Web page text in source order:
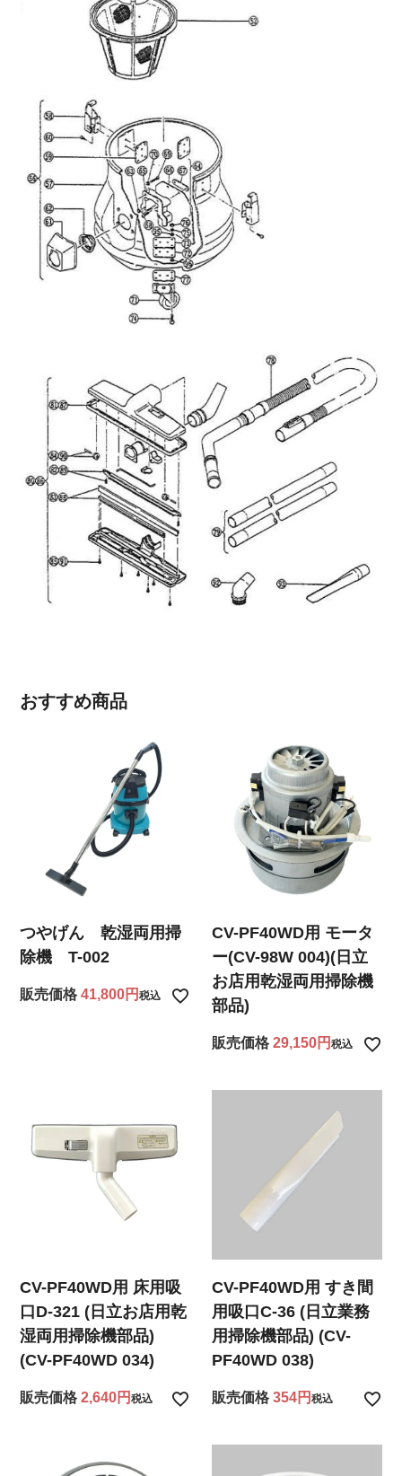
おすすめ商品
つやげん 乾湿両用掃
除機 T-002
販売価格 41,800 税込
CV-PF40WD用 モータ
ー(CV-98W 004)(日立
お店用乾湿両用掃除機
部品)
販売価格 29,150 税込
CV-PF40WD用 床用吸
口D-321 (日立お店用乾
湿両用掃除機部品)
(CV-PF40WD 034)
販売価格 2,640 税込
CV-PF40WD用 すき間
用吸口C-36 (日立業務
用掃除機部品) (CV-
PF40WD 038)
販売価格 354 税込